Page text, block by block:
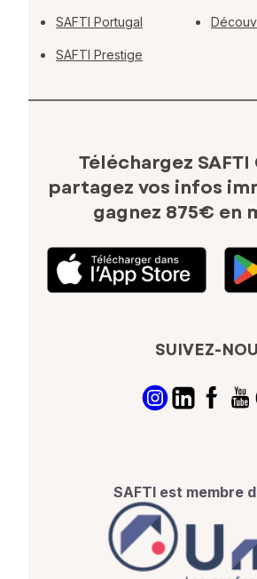
SAFTI Portugal
SAFTI Prestige
Téléchargez
partagez vos infos
gagnez 875€ en
SUIVEZ-
SAFTI est membre